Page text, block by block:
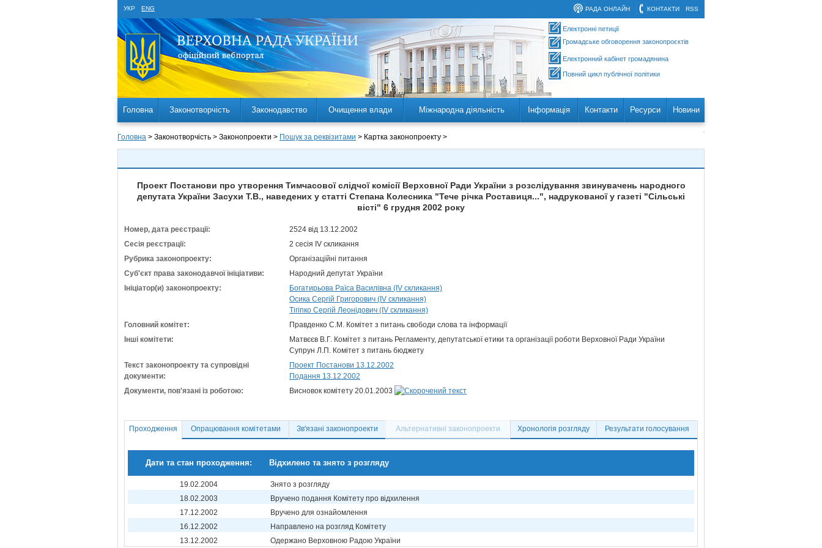
УКР ENG RSS
КОНТАКТИ
РАДА ОНЛАЙН
Електронні петиції
Громадське обговорення законопроєктів
Електронний кабінет громадянина
Повний цикл публічної політики
Головна Законотворчість Законодавство Очищення влади Міжнародна діяльність Інформація Контакти Ресурси Новини
Головна > Законотворчість > Законопроекти > Пошук за реквізитами > Картка законопроекту >
Проект Постанови про утворення Тимчасової слідчої комісії Верховної Ради України з розслідування звинувачень народного
депутата України Засухи Т.В., наведених у статті Степана Колесника "Тече річка Роставиця...", надрукованої у газеті "Сільські
вісті" 6 грудня 2002 року
Номер, дата реєстрації:
2524 від 13.12.2002
Сесія реєстрації:
2 сесія IV скликання
Рубрика законопроекту:
Організаційні питання
Суб'єкт права законодавчої ініціативи:
Народний депутат України
Ініціатор(и) законопроекту:
Богатирьова Раїса Василівна (IV скликання)
Осика Сергій Григорович (IV скликання)
Тігіпко Сергій Леонідович (IV скликання)
Головний комітет:
Правденко С.М. Комітет з питань свободи слова та інформації
Інші комітети:
Матвєєв В.Г. Комітет з питань Регламенту, депутатської етики та організації роботи Верховної Ради України
Супрун Л.П. Комітет з питань бюджету
Текст законопроекту та супровідні
документи:
Проект Постанови 13.12.2002
Подання 13.12.2002
Документи, пов'язані із роботою:
Висновок комітету 20.01.2003
Проходження Опрацювання комітетами Зв'язані законопроекти Альтернативні законопроекти Хронологія розгляду Результати голосування
Дати та стан проходження: Відхилено та знято з розгляду
19.02.2004
Знято з розгляду
18.02.2003
Вручено подання Комітету про відхилення
17.12.2002
Вручено для ознайомлення
16.12.2002
Направлено на розгляд Комітету
13.12.2002
Одержано Верховною Радою України